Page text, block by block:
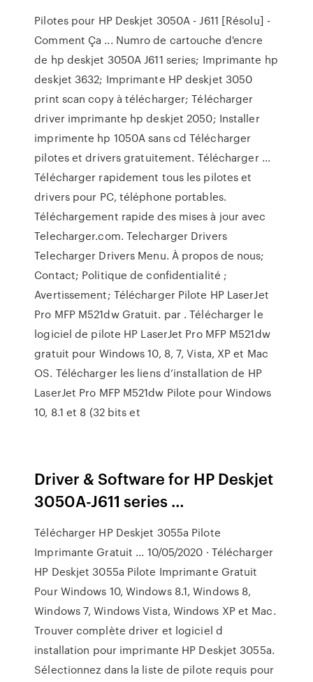
Pilotes pour HP Deskjet 3050A - J611 [Résolu] -
Comment Ça ... Numro de cartouche d'encre
de hp deskjet 3050A J611 series; Imprimante hp
deskjet 3632; Imprimante HP deskjet 3050
print scan copy à télécharger; Télécharger
driver imprimante hp deskjet 2050; Installer
imprimente hp 1050A sans cd Télécharger
pilotes et drivers gratuitement. Télécharger ...
Télécharger rapidement tous les pilotes et
drivers pour PC, téléphone portables.
Téléchargement rapide des mises à jour avec
Telecharger.com. Telecharger Drivers
Telecharger Drivers Menu. À propos de nous;
Contact; Politique de confidentialité ;
Avertissement; Télécharger Pilote HP LaserJet
Pro MFP M521dw Gratuit. par . Télécharger le
logiciel de pilote HP LaserJet Pro MFP M521dw
gratuit pour Windows 10, 8, 7, Vista, XP et Mac
OS. Télécharger les liens d’installation de HP
LaserJet Pro MFP M521dw Pilote pour Windows
10, 8.1 et 8 (32 bits et
Driver & Software for HP Deskjet
3050A-J611 series …
Télécharger HP Deskjet 3055a Pilote
Imprimante Gratuit ... 10/05/2020 · Télécharger
HP Deskjet 3055a Pilote Imprimante Gratuit
Pour Windows 10, Windows 8.1, Windows 8,
Windows 7, Windows Vista, Windows XP et Mac.
Trouver complète driver et logiciel d
installation pour imprimante HP Deskjet 3055a.
Sélectionnez dans la liste de pilote requis pour